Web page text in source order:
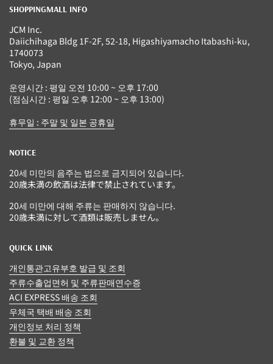
SHOPPINGMALL INFO
JCM Inc.
Daiichihaga Bldg 1F-2F, 52-18, Higashiyamacho Itabashi-ku,
1740073
Tokyo, Japan
운영시간 : 평일 오전 10:00 ~ 오후 17:00
(점심시간 : 평일 오후 12:00 ~ 오후 13:00)
휴무일 : 주말 및 일본 공휴일
NOTICE
20세 미만의 음주는 법으로 금지되어 있습니다.
20歳未満の飲酒は法律で禁止されています。
20세 미만에 대해 주류는 판매하지 않습니다.
20歳未満に対して酒類は販売しません。
QUICK LINK
개인통관고유부호 발급 및 조회
주류수출업면허 및 주류판매연수증
ACI EXPRESS 배송 조회
우체국 택배 배송 조회
개인정보 처리 정책
환불 및 교환 정책